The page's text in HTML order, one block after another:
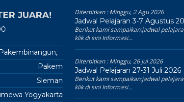
JUARA!
Pakem
Sleman
Yogyakarta
Diterbitkan :Minggu, 2 Agu 2026
Jadwal Pelajaran 3-7 Agustus
Berikut kami sampaikan:jadwal
klik di sini Informasi...
Diterbitkan :Minggu, 26 Jul 2026
Jadwal Pelajaran 27-31 Juli 2026
Berikut kami sampaikan:jadwal
klik di sini Informasi...